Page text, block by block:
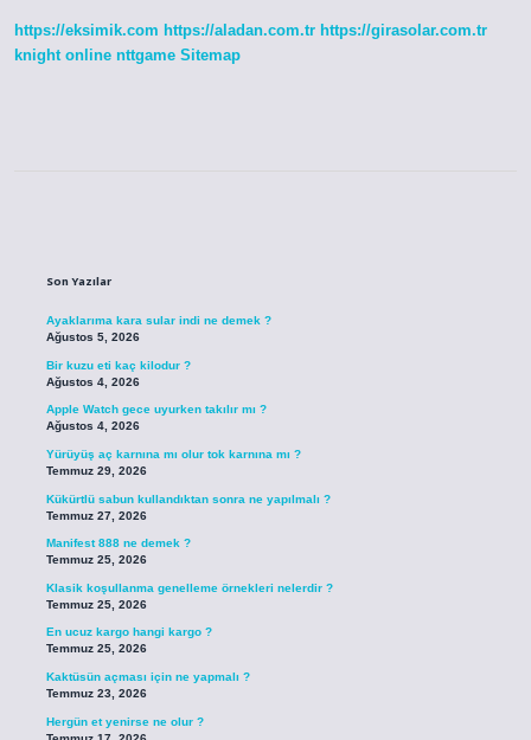
https://eksimik.com https://aladan.com.tr https://girasolar.com.tr
knight online nttgame Sitemap
Son Yazılar
Ayaklarıma kara sular indi ne demek ?
Ağustos 5, 2026
Bir kuzu eti kaç kilodur ?
Ağustos 4, 2026
Apple Watch gece uyurken takılır mı ?
Ağustos 4, 2026
Yürüyüş aç karnına mı olur tok karnına mı ?
Temmuz 29, 2026
Kükürtlü sabun kullandıktan sonra ne yapılmalı ?
Temmuz 27, 2026
Manifest 888 ne demek ?
Temmuz 25, 2026
Klasik koşullanma genelleme örnekleri nelerdir ?
Temmuz 25, 2026
En ucuz kargo hangi kargo ?
Temmuz 25, 2026
Kaktüsün açması için ne yapmalı ?
Temmuz 23, 2026
Hergün et yenirse ne olur ?